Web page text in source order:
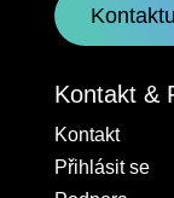
Kontakt &
Kontakt
Přihlásit se